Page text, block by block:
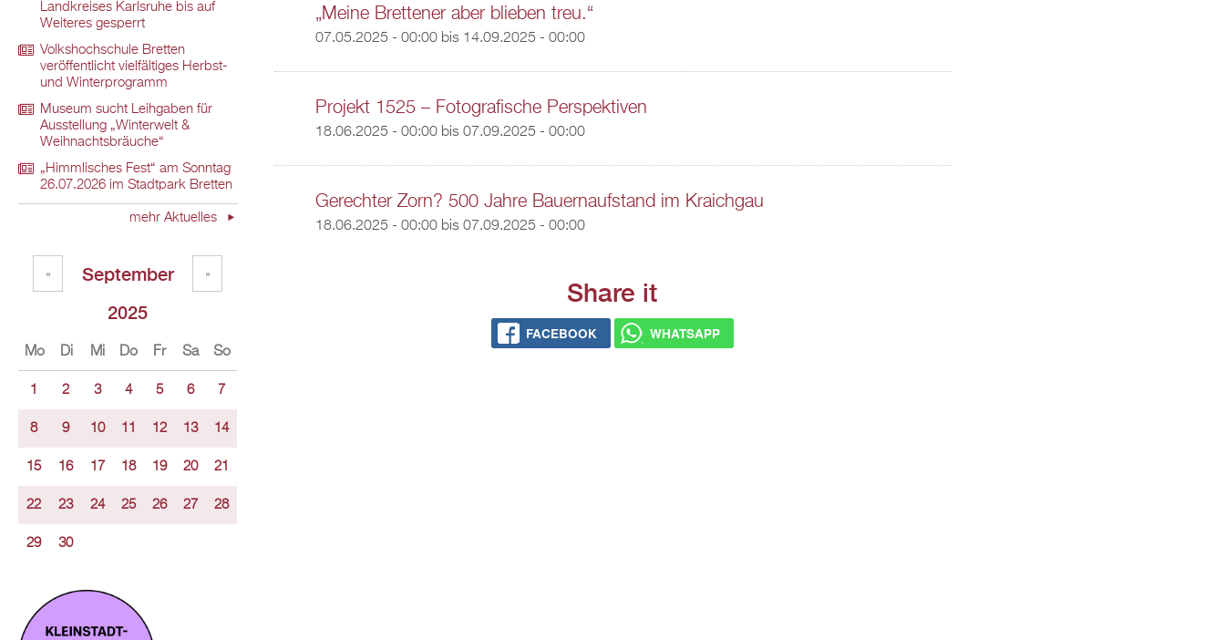
„Meine Brettener aber blieben treu.“
07.05.2025 - 00:00bis 14.09.2025 - 00:00
Projekt 1525 – Fotografische Perspektiven
18.06.2025 - 00:00bis 07.09.2025 - 00:00
Gerechter Zorn? 500 Jahre Bauernaufstand im Kraichgau
18.06.2025 - 00:00bis 07.09.2025 - 00:00
Share it
FACEBOOK WHATSAPP
Landkreises Karlsruhe bis auf
Weiteres gesperrt
Volkshochschule Bretten
veröffentlicht vielfältiges Herbst-
und Winterprogramm
Museum sucht Leihgaben für
Ausstellung „Winterwelt &
Weihnachtsbräuche“
„Himmlisches Fest“ am Sonntag
26.07.2026 im Stadtpark Bretten
mehr Aktuelles
September
2025
« »
Mo Di Mi Do Fr Sa So
1 2 3 4 5 6 7
8 9 10 11 12 13 14
15 16 17 18 19 20 21
22 23 24 25 26 27 28
29 30